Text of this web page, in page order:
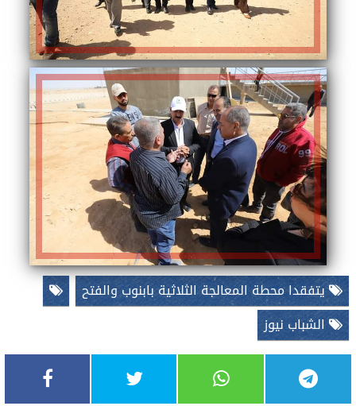
يتفقدا محطة المعالجة الثلاثية بابنوب والفتح
الشباب نيوز